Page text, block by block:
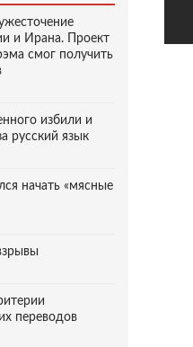
и Ирана. Проект
смог получить
избили и
русский язык
начать «мясные
переводов